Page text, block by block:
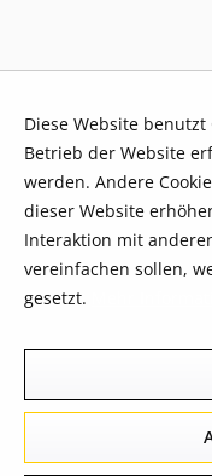
Diese Website
Betrieb der Website
werden. Andere
dieser Website
Interaktion mit
vereinfachen sollen,
gesetzt.